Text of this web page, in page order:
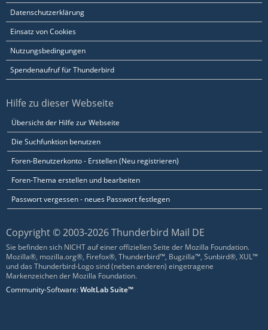
Datenschutzerklärung
Einsatz von Cookies
Nutzungsbedingungen
Spendenaufruf für Thunderbird
Hilfe zu dieser Webseite
Übersicht der Hilfe zur Webseite
Die Suchfunktion benutzen
Foren-Benutzerkonto - Erstellen (Neu registrieren)
Foren-Thema erstellen und bearbeiten
Passwort vergessen - neues Passwort festlegen
Copyright © 2003-2026 Thunderbird Mail DE
Sie befinden sich NICHT auf einer offiziellen Seite der Mozilla Foundation.
Mozilla®, mozilla.org®, Firefox®, Thunderbird™, Bugzilla™, Sunbird®, XUL™
und das Thunderbird-Logo sind (neben anderen) eingetragene
Markenzeichen der Mozilla Foundation.
Community-Software:WoltLab Suite™